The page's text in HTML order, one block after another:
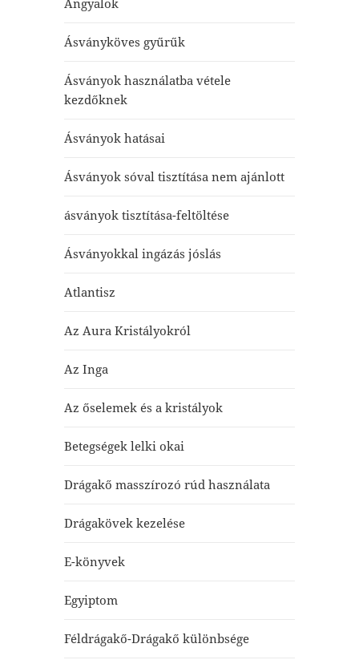
Angyalok
Ásványköves gyűrűk
Ásványok használatba vétele
kezdőknek
Ásványok hatásai
Ásványok sóval tisztítása nem ajánlott
ásványok tisztítása-feltöltése
Ásványokkal ingázás jóslás
Atlantisz
Az Aura Kristályokról
Az Inga
Az őselemek és a kristályok
Betegségek lelki okai
Drágakő masszírozó rúd használata
Drágakövek kezelése
E-könyvek
Egyiptom
Féldrágakő-Drágakő különbsége